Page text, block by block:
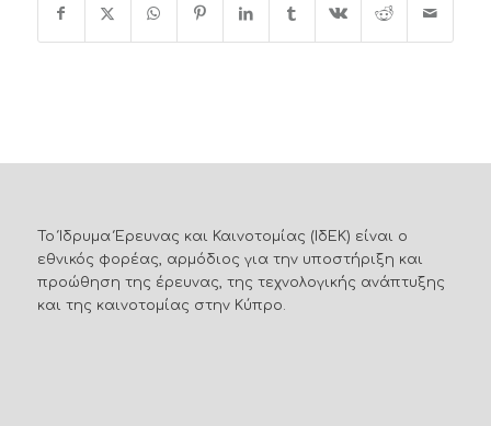
Το Ίδρυμα Έρευνας και Καινοτομίας (ΙδΕΚ) είναι ο
εθνικός φορέας, αρμόδιος για την υποστήριξη και
προώθηση της έρευνας, της τεχνολογικής ανάπτυξης
και της καινοτομίας στην Κύπρο.